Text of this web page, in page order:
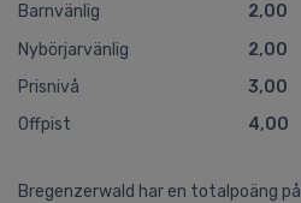
Barnvänlig
2,00
Nybörjarvänlig
2,00
Prisnivå
3,00
Offpist
4,00
Bregenzerwald har en totalpoäng på